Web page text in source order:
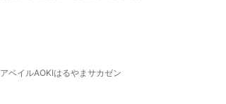
アベイルAOKIはるやま サカゼン